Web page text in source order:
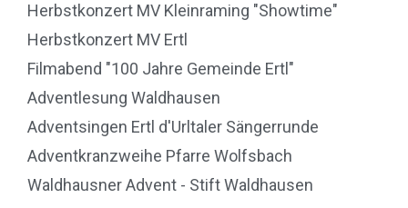
Herbstkonzert MV Kleinraming "Showtime"
Herbstkonzert MV Ertl
Filmabend "100 Jahre Gemeinde Ertl"
Adventlesung Waldhausen
Adventsingen Ertl d'Urltaler Sängerrunde
Adventkranzweihe Pfarre Wolfsbach
Waldhausner Advent - Stift Waldhausen